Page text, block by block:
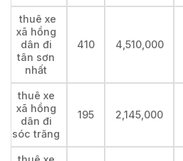
thuê xe
xã hồng
dân đi
tân sơn
nhất
410 4,510,000
thuê xe
xã hồng
dân đi
sóc trăng
195 2,145,000